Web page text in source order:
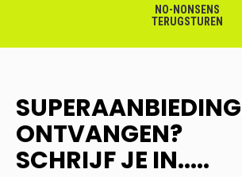
NO-NONSENS
TERUGSTUREN
ONTVANGEN?
SCHRIJF JE IN.....